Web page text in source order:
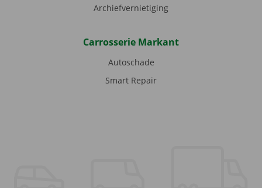
Archiefvernietiging
Carrosserie Markant
Autoschade
Smart Repair